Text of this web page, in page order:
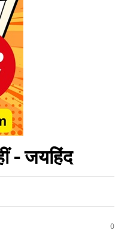
- जयहिंद
0